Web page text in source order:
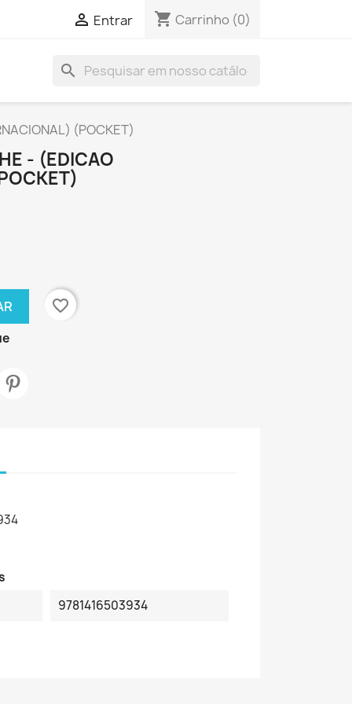
 Entrar shopping_cart Carrinho (0)
search
(POCKET)
- (EDICAO
favorite_border
9781416503934